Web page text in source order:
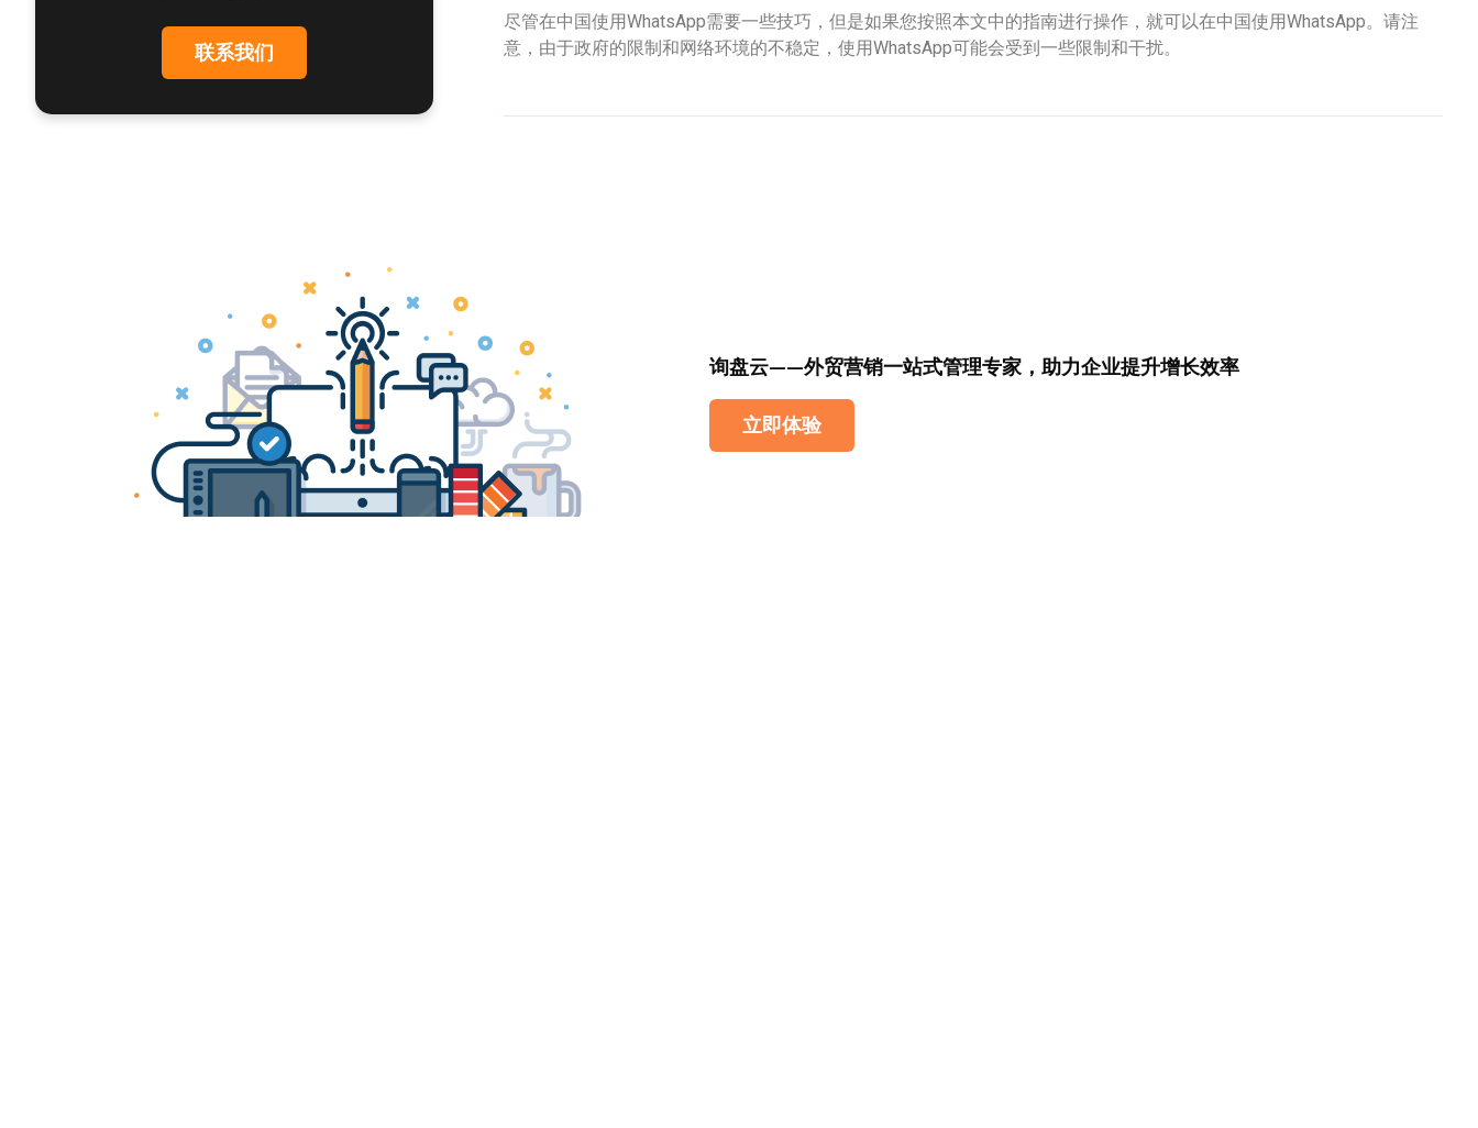
联系我们
尽管在中国使用WhatsApp需要一些技巧，但是如果您按照本文中的指南进行操作，就可以在中国使用WhatsApp。请注
意，由于政府的限制和网络环境的不稳定，使用WhatsApp可能会受到一些限制和干扰。
询盘云——外贸营销一站式管理专家，助力企业提升增长效率
立即体验